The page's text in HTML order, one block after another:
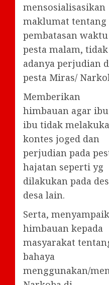
mensosialisasikan
maklumat tentang
pembatasan waktu
pesta malam, tidak
adanya perjudian
pesta Miras/
Memberikan
himbauan agar
ibu tidak
kontes joged dan
perjudian pada
hajatan seperti yg
dilakukan pada
desa lain.
Serta,
himbauan kepada
masyarakat
bahaya
menggunakan/